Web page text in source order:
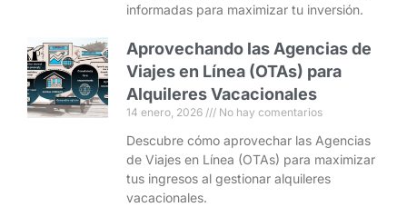
informadas para maximizar tu inversión.
Aprovechando las Agencias de
Viajes en Línea (OTAs) para
Alquileres Vacacionales
14 enero, 2026 No hay comentarios
Descubre cómo aprovechar las Agencias
de Viajes en Línea (OTAs) para maximizar
tus ingresos al gestionar alquileres
vacacionales.